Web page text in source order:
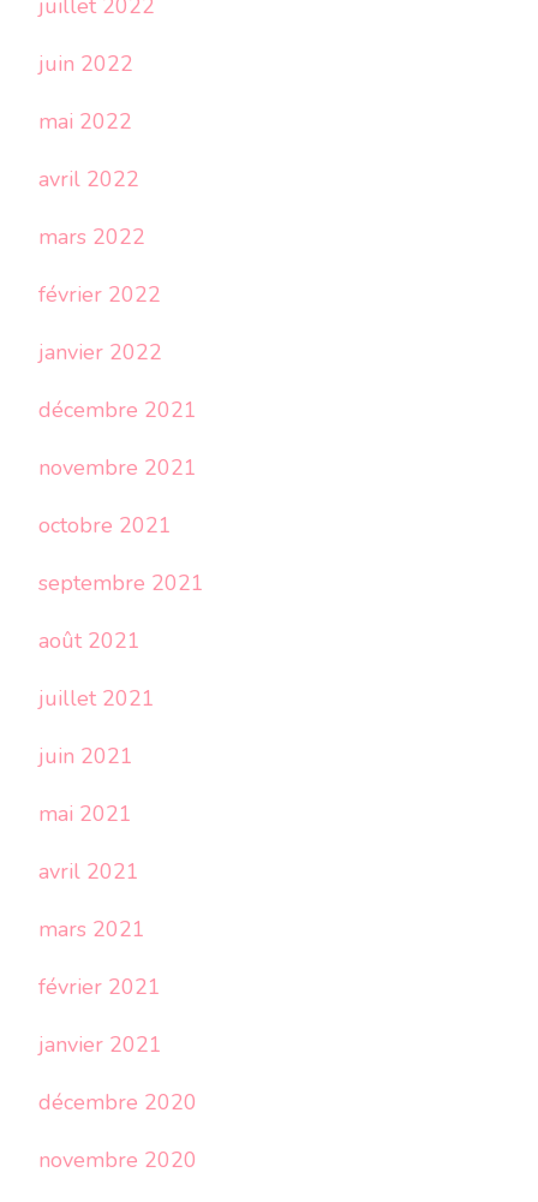
juillet 2022
juin 2022
mai 2022
avril 2022
mars 2022
février 2022
janvier 2022
décembre 2021
novembre 2021
octobre 2021
septembre 2021
août 2021
juillet 2021
juin 2021
mai 2021
avril 2021
mars 2021
février 2021
janvier 2021
décembre 2020
novembre 2020